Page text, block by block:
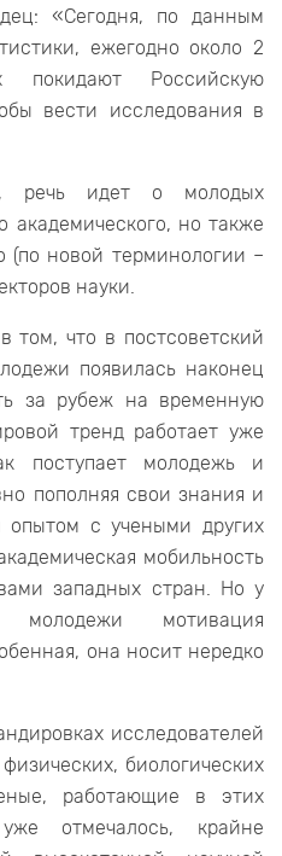
«Сегодня, по данным
ежегодно около 2
Российскую
вести исследования в
речь идет о молодых
академического, но также
(по новой терминологии –
науки.
том, что в постсоветский
появилась наконец
за рубеж на временную
тренд работает уже
поступает молодежь и
пополняя свои знания и
опытом с учеными других
мобильность
западных стран. Но у
молодежи мотивация
она носит нередко
исследователей
биологических
работающие в этих
отмечалось, крайне